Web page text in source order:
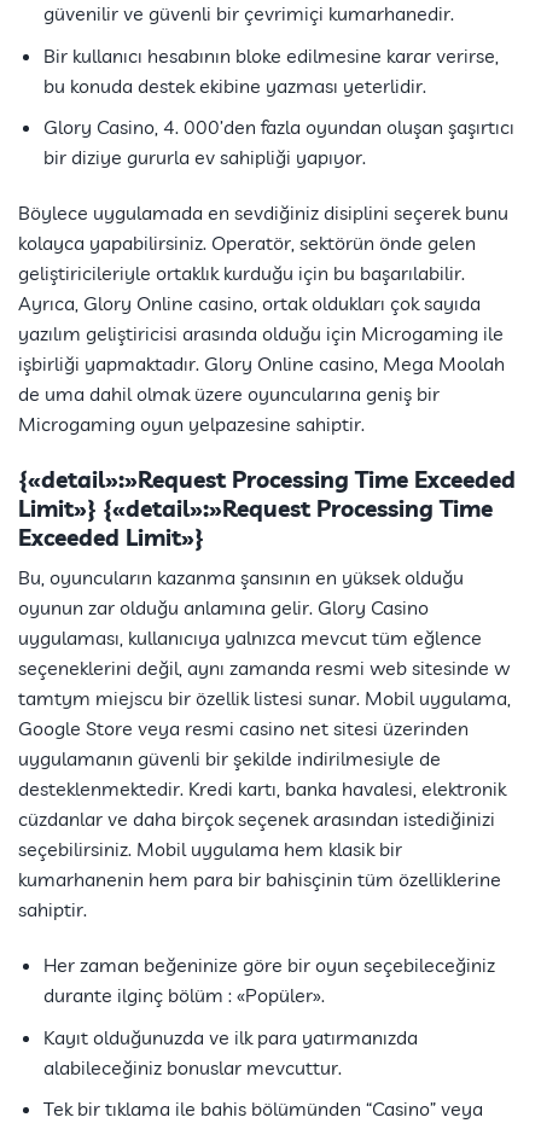
güvenilir ve güvenli bir çevrimiçi kumarhanedir.
Bir kullanıcı hesabının bloke edilmesine karar verirse,
bu konuda destek ekibine yazması yeterlidir.
Glory Casino, 4. 000’den fazla oyundan oluşan şaşırtıcı
bir diziye gururla ev sahipliği yapıyor.
Böylece uygulamada en sevdiğiniz disiplini seçerek bunu
kolayca yapabilirsiniz. Operatör, sektörün önde gelen
geliştiricileriyle ortaklık kurduğu için bu başarılabilir.
Ayrıca, Glory Online casino, ortak oldukları çok sayıda
yazılım geliştiricisi arasında olduğu için Microgaming ile
işbirliği yapmaktadır. Glory Online casino, Mega Moolah
de uma dahil olmak üzere oyuncularına geniş bir
Microgaming oyun yelpazesine sahiptir.
{«detail»:»Request Processing Time Exceeded
Limit»} {«detail»:»Request Processing Time
Exceeded Limit»}
Bu, oyuncuların kazanma şansının en yüksek olduğu
oyunun zar olduğu anlamına gelir. Glory Casino
uygulaması, kullanıcıya yalnızca mevcut tüm eğlence
seçeneklerini değil, aynı zamanda resmi web sitesinde w
tamtym miejscu bir özellik listesi sunar. Mobil uygulama,
Google Store veya resmi casino net sitesi üzerinden
uygulamanın güvenli bir şekilde indirilmesiyle de
desteklenmektedir. Kredi kartı, banka havalesi, elektronik
cüzdanlar ve daha birçok seçenek arasından istediğinizi
seçebilirsiniz. Mobil uygulama hem klasik bir
kumarhanenin hem para bir bahisçinin tüm özelliklerine
sahiptir.
Her zaman beğeninize göre bir oyun seçebileceğiniz
durante ilginç bölüm : «Popüler».
Kayıt olduğunuzda ve ilk para yatırmanızda
alabileceğiniz bonuslar mevcuttur.
Tek bir tıklama ile bahis bölümünden “Casino” veya